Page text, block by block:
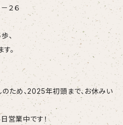
２６
、
。
ため、2025年初頭まで、お休みい
営業中です！